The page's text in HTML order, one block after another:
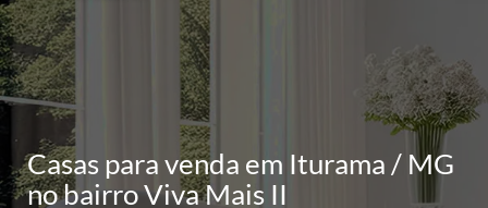
Casas para venda em Iturama / MG
no bairro Viva Mais II